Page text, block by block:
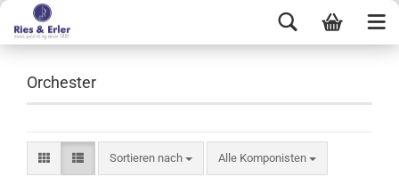
Orchester
Sortieren nach Alle Komponisten